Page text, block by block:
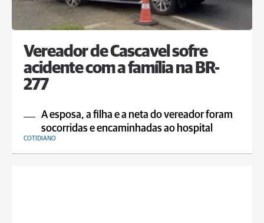
Vereador de Cascavel sofre
acidente com a família na BR-
277
A esposa, a filha e a neta do vereador foram
socorridas e encaminhadas ao hospital
COTIDIANO